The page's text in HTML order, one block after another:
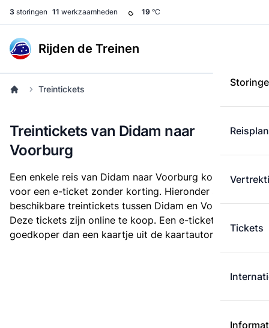
3 storingen 11 werkzaamheden 19 °C
Rijden de Treinen
Tickets
Treintickets
Treintickets van Didam naar
Voorburg
Een enkele reis van Didam naar Voorburg kost
€ 27,69
voor een e-ticket zonder korting. Hieronder staan alle
beschikbare treintickets tussen Didam en Voorburg.
Deze tickets zijn online te koop. Een e-ticket is altijd
goedkoper dan een kaartje uit de kaartautomaat.